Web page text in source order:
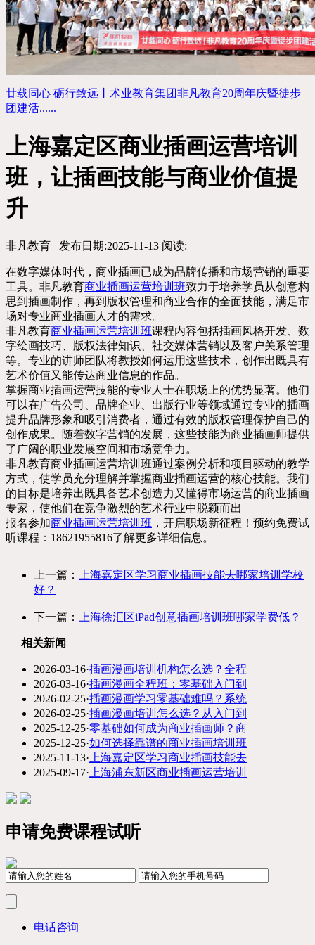
廿载同心 砺行致远丨术业教育集团非凡教育20周年庆暨徒步
团建活......
上海嘉定区商业插画运营培训
班，让插画技能与商业价值提
升
非凡教育 发布日期:2025-11-13 阅读:
在数字媒体时代，商业插画已成为品牌传播和市场营销的重要
工具。非凡教育商业插画运营培训班致力于培养学员从创意构
思到插画制作，再到版权管理和商业合作的全面技能，满足市
场对专业商业插画人才的需求。
非凡教育商业插画运营培训班课程内容包括插画风格开发、数
字绘画技巧、版权法律知识、社交媒体营销以及客户关系管理
等。专业的讲师团队将教授如何运用这些技术，创作出既具有
艺术价值又能传达商业信息的作品。
掌握商业插画运营技能的专业人士在职场上的优势显著。他们
可以在广告公司、品牌企业、出版行业等领域通过专业的插画
提升品牌形象和吸引消费者，通过有效的版权管理保护自己的
创作成果。随着数字营销的发展，这些技能为商业插画师提供
了广阔的职业发展空间和市场竞争力。
非凡教育商业插画运营培训班通过案例分析和项目驱动的教学
方式，使学员充分理解并掌握商业插画运营的核心技能。我们
的目标是培养出既具备艺术创造力又懂得市场运营的商业插画
专家，使他们在竞争激烈的艺术行业中脱颖而出
报名参加商业插画运营培训班 ，开启职场新征程！预约免费试
听课程：18621955816了解更多详细信息。
上一篇：
上海嘉定区学习商业插画技能去哪家培训学校
好？
下一篇： 上海徐汇区iPad创意插画培训班哪家学费低？
相关新闻
2026-03-16·插画漫画培训机构怎么选？全程
2026-03-16·插画漫画全程班：零基础入门到
2026-02-25·插画漫画学习零基础难吗？系统
2026-02-25·插画漫画培训怎么选？从入门到
2025-12-25·零基础如何成为商业插画师？商
2025-12-25·如何选择靠谱的商业插画培训班
2025-11-13· 上海嘉定区学习商业插画技能去
2025-09-17· 上海浦东新区商业插画运营培训
申请免费课程试听
电话咨询